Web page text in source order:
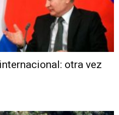
otra vez